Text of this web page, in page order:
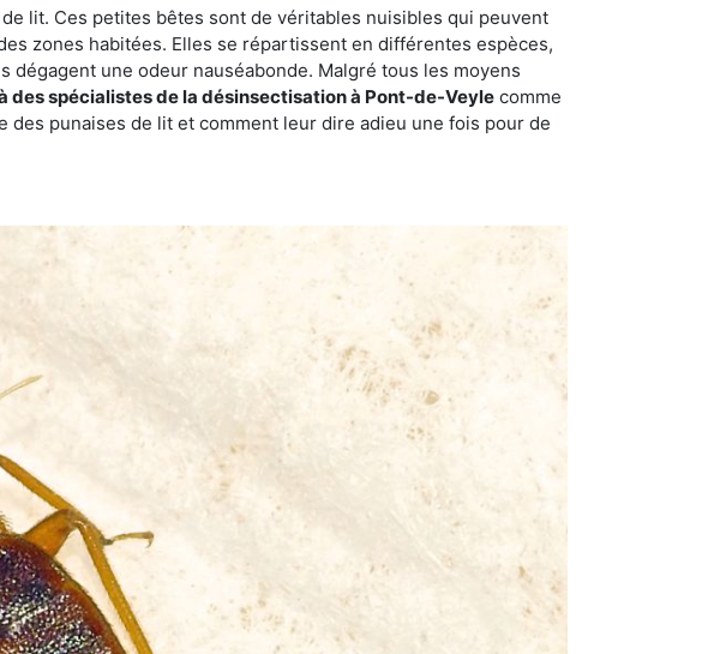
lit. Ces petites bêtes sont de véritables nuisibles qui peuvent
zones habitées. Elles se répartissent en différentes espèces,
une odeur nauséabonde. Malgré tous les moyens
des spécialistes de la désinsectisation à Pont-de-Veyle comme
punaises de lit et comment leur dire adieu une fois pour de